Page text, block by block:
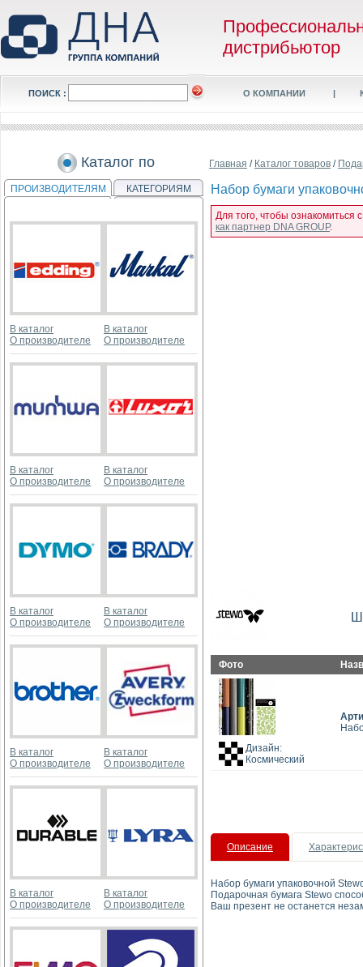
дистрибьютор
ПОИСК : О КОМПАНИИ |
Каталог по
ПРОИЗВОДИТЕЛЯМ КАТЕГОРИЯМ
В каталог
О производителе
В каталог
О производителе
В каталог
О производителе
В каталог
О производителе
В каталог
О производителе
В каталог
О производителе
В каталог
О производителе
В каталог
О производителе
В каталог
О производителе
В каталог
О производителе
Главная / Каталог товаров /
Набор бумаги
Для того, чтобы ознакомиться
как партнер DNA GROUP.
Фото
Дизайн:
Космический
Описание
Набор бумаги упаковочной
Подарочная бумага Stewo
Ваш презент не останется